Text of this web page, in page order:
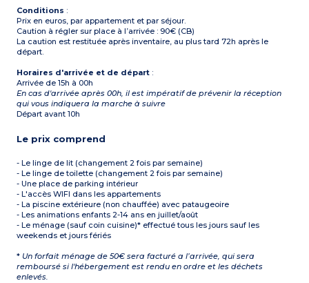
Conditions :
Prix en euros, par appartement et par séjour.
Caution à régler sur place à l’arrivée : 90€ (CB)
La caution est restituée après inventaire, au plus tard 72h après le
départ.
Horaires d'arrivée et de départ :
Arrivée de 15h à 00h
En cas d'arrivée après 00h, il est impératif de prévenir la réception
qui vous indiquera la marche à suivre
Départ avant 10h
Le prix comprend
- Le linge de lit (changement 2 fois par semaine)
- Le linge de toilette (changement 2 fois par semaine)
- Une place de parking intérieur
- L'accès WIFI dans les appartements
- La piscine extérieure (non chauffée) avec pataugeoire
- Les animations enfants 2-14 ans en juillet/août
- Le ménage (sauf coin cuisine)* effectué tous les jours sauf les
weekends et jours fériés
* Un forfait ménage de 50€ sera facturé a l’arrivée, qui sera
remboursé si l'hébergement est rendu en ordre et les déchets
enlevés.